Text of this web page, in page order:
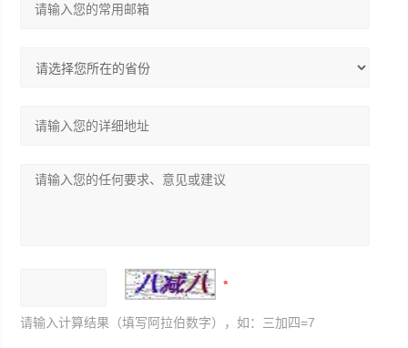
请输入计算结果（填写阿拉伯数字），如：三加四=7